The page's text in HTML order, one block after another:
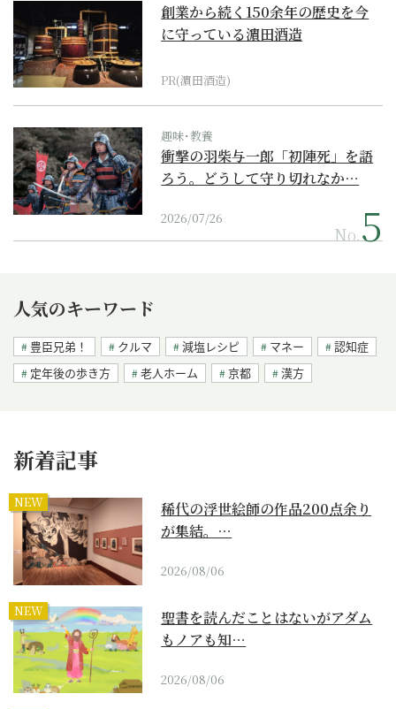
創業から続く150余年の歴史を今
に守っている濵田酒造
PR(濵田酒造)
趣味･教養
衝撃の羽柴与一郎「初陣死」を語
ろう。どうして守り切れなか…
2026/07/26
No.
人気のキーワード
豊臣兄弟！ クルマ 減塩レシピ マネー
認知症
定年後の歩き方
老人ホーム 京都 漢方
新着記事
NEW
稀代の浮世絵師の作品200点余り
が集結。…
2026/08/06
NEW
聖書を読んだことはないがアダム
もノアも知…
2026/08/06